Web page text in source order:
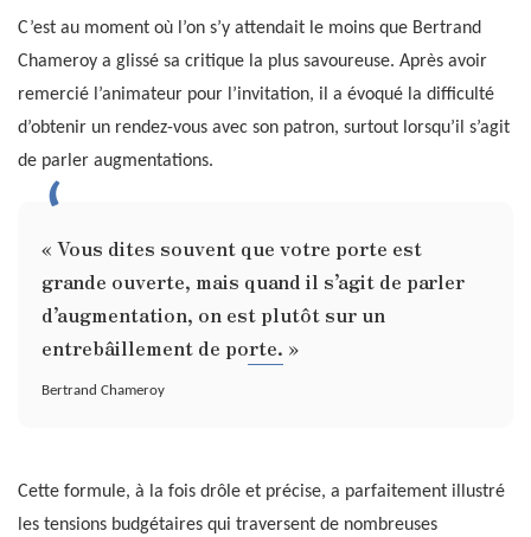
C’est au moment où l’on s’y attendait le moins que Bertrand
Chameroy a glissé sa critique la plus savoureuse. Après avoir
remercié l’animateur pour l’invitation, il a évoqué la difficulté
d’obtenir un rendez-vous avec son patron, surtout lorsqu’il s’agit
de parler augmentations.
« Vous dites souvent que votre porte est
grande ouverte, mais quand il s’agit de parler
d’augmentation, on est plutôt sur un
entrebâillement de porte. »
Bertrand Chameroy
Cette formule, à la fois drôle et précise, a parfaitement illustré
les tensions budgétaires qui traversent de nombreuses